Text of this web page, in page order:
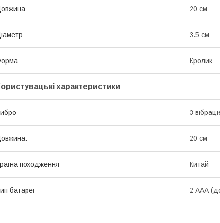
20 см
3.5 см
Кролик
характеристики
З
20 см
походження Китай
батареї 2 ААА